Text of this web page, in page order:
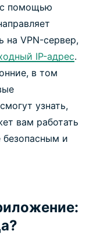
с помощью
на VPN-сервер,
IP-адрес.
в том
узнать,
вам работать
безопасным и